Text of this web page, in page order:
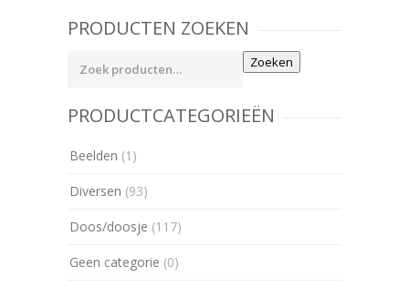
PRODUCTEN ZOEKEN
Zoeken
Zoeken
PRODUCTCATEGORIEËN
Beelden (1)
Diversen (93)
Doos/doosje (117)
Geen categorie (0)